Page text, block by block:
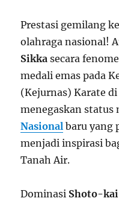
Prestasi gemilang
olahraga nasional!
Sikka secara
medali emas pada
(Kejurnas) Karate
menegaskan status
Nasional baru yang
menjadi inspirasi
Tanah Air.
Dominasi Shoto-